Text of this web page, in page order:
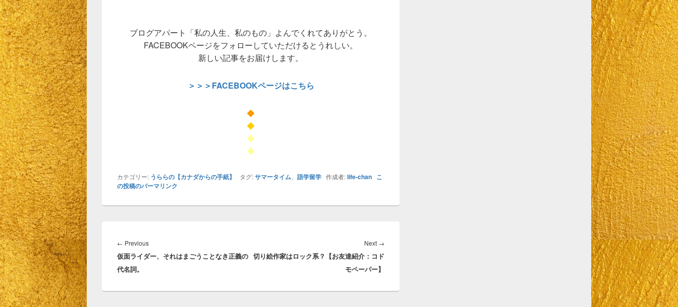
ブログアパート「私の人生、私のもの」よんでくれてありがとう。
FACEBOOKページをフォローしていただけるとうれしい。
新しい記事をお届けします。
＞＞＞FACEBOOKページはこちら
◆
◆
◆
◆
カテゴリー: うららの【カナダからの手紙】 タグ:サマータイム 語学留学 作成者:life-chan こ
の投稿のパーマリンク
稿
ナ
ビ
ゲ
← PreviousPrevious
post:
仮面ライダー、それはまごうことなき正義の
代名詞。
Next →
切り絵作家はロック系？【お友達紹介：コド
モペーパー】